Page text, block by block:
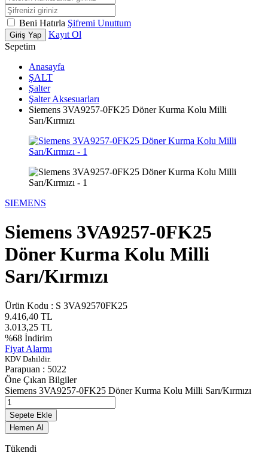
Beni Hatırla Şifremi Unuttum
Giriş Yap
Kayıt Ol
Sepetim
Anasayfa
ŞALT
Şalter
Şalter Aksesuarları
Siemens 3VA9257-0FK25 Döner Kurma Kolu Milli
Sarı/Kırmızı
SIEMENS
Siemens 3VA9257-0FK25
Döner Kurma Kolu Milli
Sarı/Kırmızı
Ürün Kodu : S 3VA92570FK25
9.416,40 TL
3.013,25 TL
%68 İndirim
Fiyat Alarmı
KDV Dahildir.
Parapuan : 5022
Öne Çıkan Bilgiler
Siemens 3VA9257-0FK25 Döner Kurma Kolu Milli Sarı/Kırmızı
Sepete Ekle
Hemen Al
Tükendi